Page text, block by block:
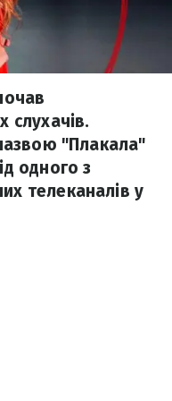
слухачів.
"Плакала"
одного з
телеканалів у